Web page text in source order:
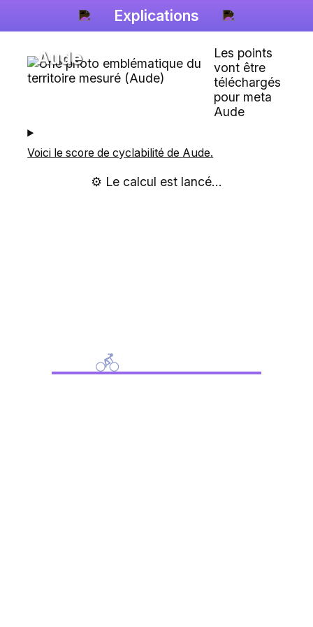
Explications
Aude
Les points
vont être
téléchargés
pour meta
Aude
Voici le score de cyclabilité de Aude.
⚙️ Le calcul est lancé...